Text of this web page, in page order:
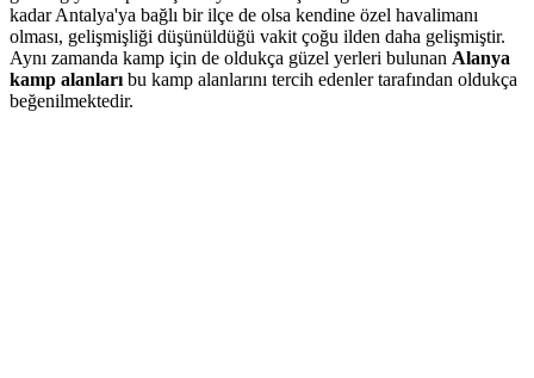
kadar Antalya'ya bağlı bir ilçe de olsa kendine özel havalimanı
olması, gelişmişliği düşünüldüğü vakit çoğu ilden daha gelişmiştir.
Aynı zamanda kamp için de oldukça güzel yerleri bulunan Alanya
kamp alanları bu kamp alanlarını tercih edenler tarafından oldukça
beğenilmektedir.